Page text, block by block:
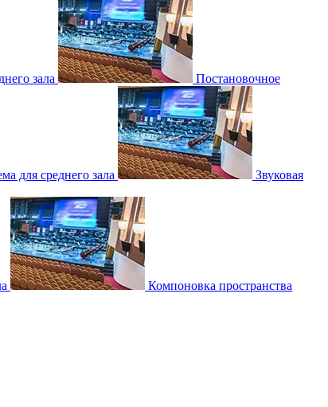
зала Постановочное
для среднего зала
Звуковая
Компоновка пространства